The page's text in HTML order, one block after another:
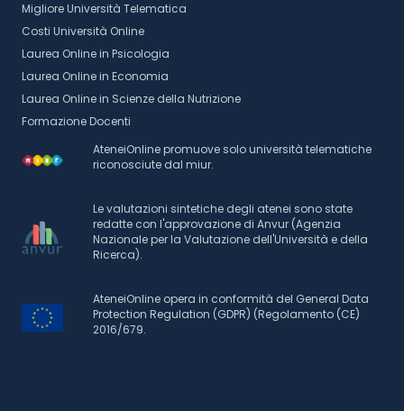
Migliore Università Telematica
Costi Università Online
Laurea Online in Psicologia
Laurea Online in Economia
Laurea Online in Scienze della Nutrizione
Formazione Docenti
AteneiOnline promuove solo università telematiche
riconosciute dal miur.
Le valutazioni sintetiche degli atenei sono state
redatte con l'approvazione di Anvur (Agenzia
Nazionale per la Valutazione dell'Università e della
Ricerca).
AteneiOnline opera in conformità del General Data
Protection Regulation (GDPR) (Regolamento (CE)
2016/679.